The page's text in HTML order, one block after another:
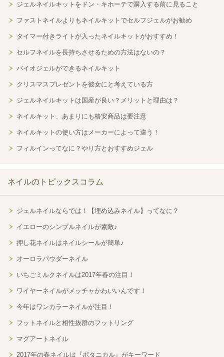
ジェルネイルキットをドン・キホーテで購入する前に見ること
ファストネイルよりもネイルキットでセルフジェルがお勧め
タイマー付きライトが入ったネイルキットがおすすめ！
セルフネイルを長持ちさせるための方法はないの？
バイオジェルができるネイルキット
クリスマスプレゼントを彼女にと考えている方
ジェルネイルキットは国産が良い？メリットと理由は？
ネイルキット、あまりにも格安商品は要注意
ネイルキットの使い方はメーカーによって違う！
フィルインってなに？やり方とおすすめジェル
ネイルのトピックスコラム
ジェルネイルならでは！【埋め込みネイル】ってなに？
イエローのシンプルネイルが素敵♪
押し花ネイルはネイルシールが簡単♪
オーロラパウダーネイル
いちごミルクネイルは2017年春の注目！
ワイヤーネイルがメッチャかわいいんです！
今年はワンカラーネイルが注目！
フットネイルと相性抜群のフットリング
マグアートネイル
2017年の春ネイルは『ボタニカル』がキーワード